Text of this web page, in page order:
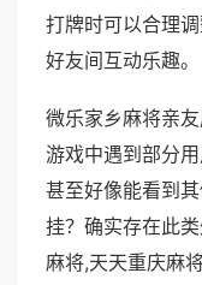
打牌时可以合理
好友间互动乐趣。
微乐家乡麻将亲
游戏中遇到部分
甚至好像能看到
挂？确实存在此
麻将,天天重庆麻